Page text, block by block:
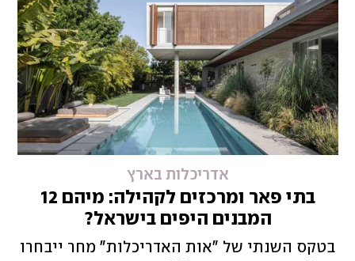
אדריכלות בארץ
בתי פאר ומרכזים לקהילה: מיהם 12
המבנים היפים בישראל?
בטקס השנתי של "אות האדריכלות" מחר ייבחרו